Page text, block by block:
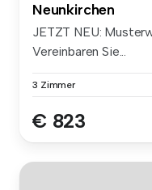
Neunkirchen
JETZT NEU:
Vereinbaren Sie...
3 Zimmer
€ 823